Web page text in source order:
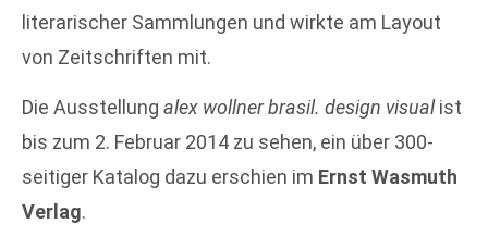
literarischer Sammlungen und wirkte am Layout
von Zeitschriften mit.
Die Ausstellung alex wollner brasil. design visualist
bis zum 2. Februar 2014 zu sehen, ein über 300-
seitiger Katalog dazu erschien im Ernst Wasmuth
Verlag.